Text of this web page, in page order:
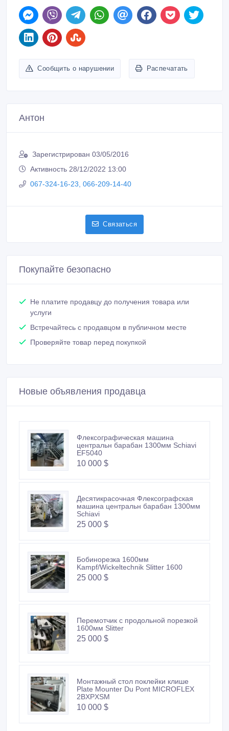
Сообщить о нарушении Распечатать
Антон
Зарегистрирован 03/05/2016
Активность 28/12/2022 13:00
067-324-16-23, 066-209-14-40
Связаться
Покупайте безопасно
Не платите продавцу до получения товара или
услуги
Встречайтесь с продавцом в публичном месте
Проверяйте товар перед покупкой
Новые объявления продавца
Флексографическая машина
центральн барабан 1300мм Schiavi
EF5040
10 000 $
Десятикрасочная Флексографская
машина центральн барабан 1300мм
Schiavi
25 000 $
Бобинорезка 1600мм
Kampf/Wickeltechnik Slitter 1600
25 000 $
Перемотчик с продольной порезкой
1600мм Slitter
25 000 $
Монтажный стол поклейки клише
Plate Mounter Du Pont MICROFLEX
2BXPXSM
10 000 $